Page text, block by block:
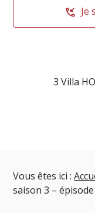
3 Villa
phone_callback Je
Vous êtes ici :
saison 3 – épisode